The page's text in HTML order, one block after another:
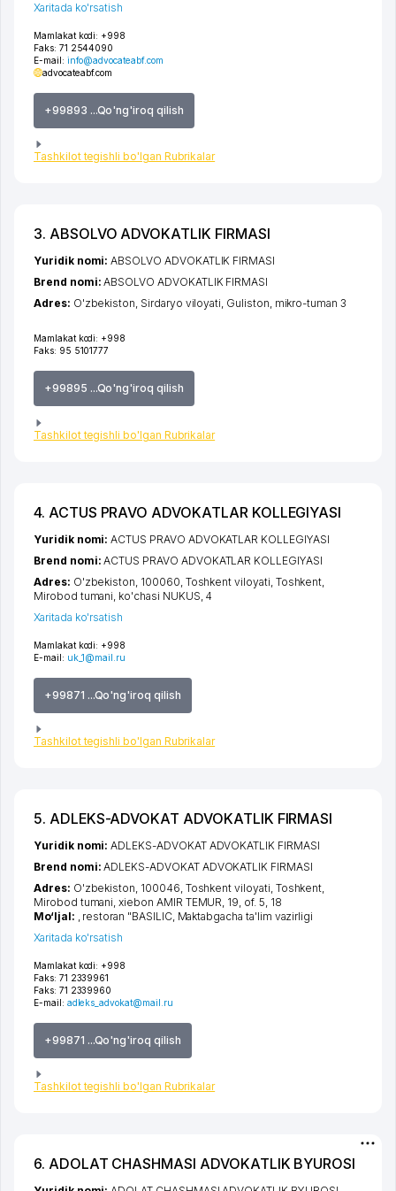
Mamlakat kodi: +998
Faks: 71 2544090
E-mail: info@advocateabf.com
advocateabf.com
+99893 ...Qo'ng'iroq qilish
Tashkilot tegishli bo'lgan Rubrikalar
Xaritada ko'rsatish
3. ABSOLVO ADVOKATLIK FIRMASI
Mamlakat kodi: +998
Faks: 95 5101777
+99895 ...Qo'ng'iroq qilish
Tashkilot tegishli bo'lgan Rubrikalar
Yuridik nomi:ABSOLVO ADVOKATLIK FIRMASI
Brend nomi:ABSOLVO ADVOKATLIK FIRMASI
Adres: O'zbekiston, Sirdaryo viloyati, Guliston, mikro-tuman 3
4. ACTUS PRAVO ADVOKATLAR KOLLEGIYASI
Mamlakat kodi: +998
E-mail: uk_1@mail.ru
+99871 ...Qo'ng'iroq qilish
Tashkilot tegishli bo'lgan Rubrikalar
Yuridik nomi:ACTUS PRAVO ADVOKATLAR KOLLEGIYASI
Brend nomi:ACTUS PRAVO ADVOKATLAR KOLLEGIYASI
Adres: O'zbekiston, 100060, Toshkent viloyati Toshkent
Mirobod tumani ko'chasi NUKUS , 4
Xaritada ko'rsatish
5. ADLEKS-ADVOKAT ADVOKATLIK FIRMASI
Mamlakat kodi: +998
Faks: 71 2339961
Faks: 71 2339960
E-mail: adleks_advokat@mail.ru
+99871 ...Qo'ng'iroq qilish
Tashkilot tegishli bo'lgan Rubrikalar
Yuridik nomi:ADLEKS-ADVOKAT ADVOKATLIK FIRMASI
Brend nomi:ADLEKS-ADVOKAT ADVOKATLIK FIRMASI
Adres: O'zbekiston, 100046, Toshkent viloyati Toshkent
Mirobod tumani ,xiеbon AMIR TEMUR , 19, of. 5, 18
Mo‘ljal:
, restoran "BASILIC, Maktabgacha ta'lim vazirligi
Xaritada ko'rsatish
6. ADOLAT CHASHMASI ADVOKATLIK BYUROSI